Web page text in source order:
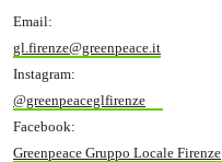
Email:
gl.firenze@greenpeace.it
Instagram:
@greenpeaceglfirenze
Facebook:
Greenpeace Gruppo Locale Firenze